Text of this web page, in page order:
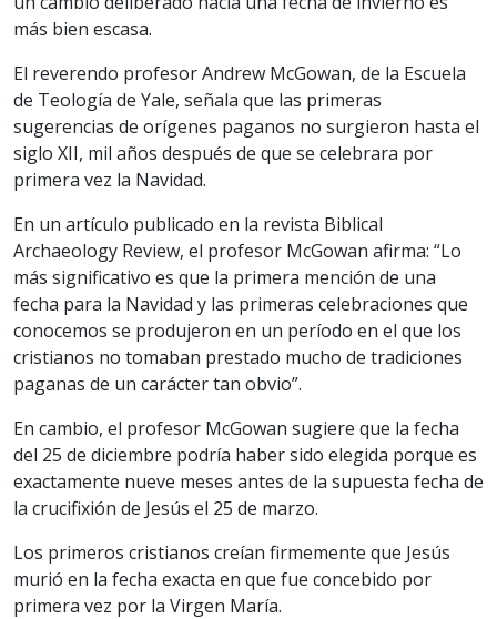
más bien escasa.
El reverendo profesor Andrew McGowan, de la Escuela
de Teología de Yale, señala que las primeras
sugerencias de orígenes paganos no surgieron hasta el
siglo XII, mil años después de que se celebrara por
primera vez la Navidad.
En un artículo publicado en la revista Biblical
Archaeology Review, el profesor McGowan afirma: “Lo
más significativo es que la primera mención de una
fecha para la Navidad y las primeras celebraciones que
conocemos se produjeron en un período en el que los
cristianos no tomaban prestado mucho de tradiciones
paganas de un carácter tan obvio”.
En cambio, el profesor McGowan sugiere que la fecha
del 25 de diciembre podría haber sido elegida porque es
exactamente nueve meses antes de la supuesta fecha de
la crucifixión de Jesús el 25 de marzo.
Los primeros cristianos creían firmemente que Jesús
murió en la fecha exacta en que fue concebido por
primera vez por la Virgen María.